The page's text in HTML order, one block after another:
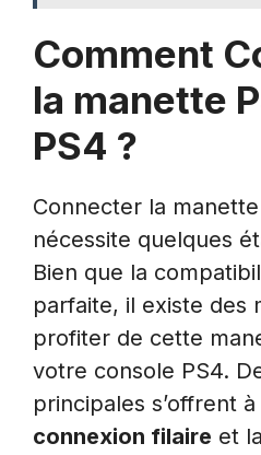
Comment
la manette
PS4 ?
Connecter la
nécessite quelques
Bien que la
parfaite, il existe des
profiter de cette
votre console PS4.
principales s’offrent
connexion filaire et la